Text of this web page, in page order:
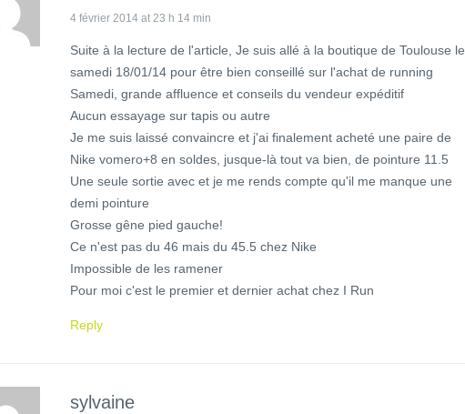
4 février 2014 at 23 h 14 min
Suite à la lecture de l'article, Je suis allé à la boutique de Toulouse le
samedi 18/01/14 pour être bien conseillé sur l'achat de running
Samedi, grande affluence et conseils du vendeur expéditif
Aucun essayage sur tapis ou autre
Je me suis laissé convaincre et j'ai finalement acheté une paire de
Nike vomero+8 en soldes, jusque-là tout va bien, de pointure 11.5
Une seule sortie avec et je me rends compte qu'il me manque une
demi pointure
Grosse gêne pied gauche!
Ce n'est pas du 46 mais du 45.5 chez Nike
Impossible de les ramener
Pour moi c'est le premier et dernier achat chez I Run
Reply
sylvaine